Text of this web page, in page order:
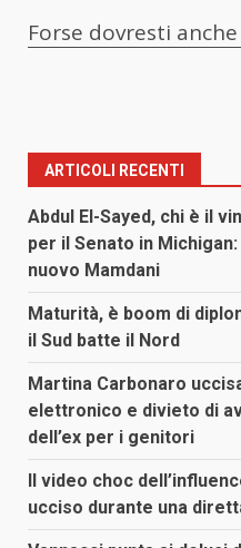
Forse dovresti
ARTICOLI RECENTI
Abdul El-Sayed, chi è il
per il Senato in
nuovo Mamdani
Maturità, è boom di
il Sud batte il Nord
Martina Carbonaro
elettronico e divieto di
dell’ex per i genitori
Il video choc
ucciso durante una